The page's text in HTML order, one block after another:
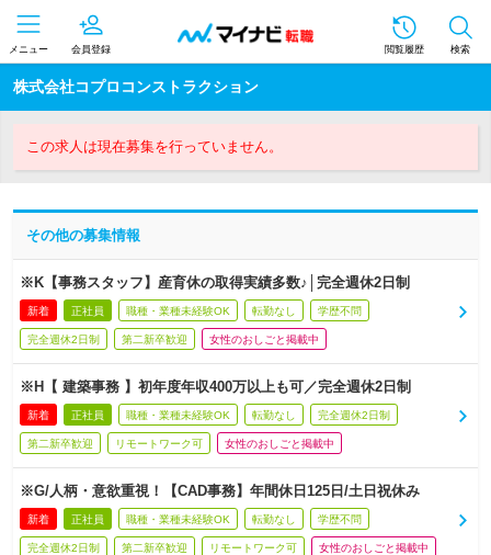
メニュー 会員登録 閲覧履歴 検索
株式会社コプロコンストラクション
この求人は現在募集を行っていません。
その他の募集情報
※K【事務スタッフ】産育休の取得実績多数♪│完全週休2日制
新着 正社員 職種・業種未経験OK 転勤なし 学歴不問
完全週休2日制 第二新卒歓迎 女性のおしごと掲載中
※H【 建築事務 】初年度年収400万以上も可／完全週休2日制
新着 正社員 職種・業種未経験OK 転勤なし 完全週休2日制
第二新卒歓迎 リモートワーク可 女性のおしごと掲載中
※G/人柄・意欲重視！【CAD事務】年間休日125日/土日祝休み
新着 正社員 職種・業種未経験OK 転勤なし 学歴不問
完全週休2日制 第二新卒歓迎 リモートワーク可 女性のおしごと掲載中